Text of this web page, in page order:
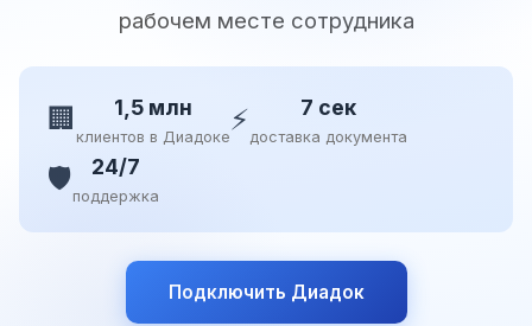
рабочем месте сотрудника
🏢 1,5 млн
клиентов в Диадоке⚡ 7 сек
доставка документа
🛡️ 24/7
поддержка
Подключить Диадок